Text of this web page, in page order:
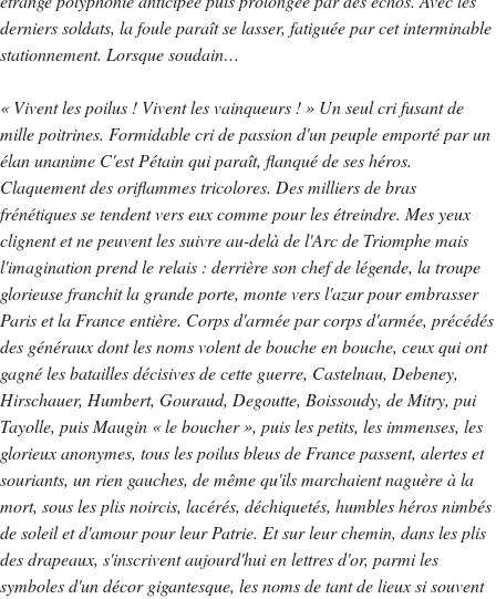
derniers soldats, la foule paraît se lasser, fatiguée par cet interminable
stationnement. Lorsque soudain…
« Vivent les poilus ! Vivent les vainqueurs ! » Un seul cri fusant de
mille poitrines. Formidable cri de passion d'un peuple emporté par un
élan unanime C'est Pétain qui paraît, flanqué de ses héros.
Claquement des oriflammes tricolores. Des milliers de bras
frénétiques se tendent vers eux comme pour les étreindre. Mes yeux
clignent et ne peuvent les suivre au-delà de l'Arc de Triomphe mais
l'imagination prend le relais : derrière son chef de légende, la troupe
glorieuse franchit la grande porte, monte vers l'azur pour embrasser
Paris et la France entière. Corps d'armée par corps d'armée, précédés
des généraux dont les noms volent de bouche en bouche, ceux qui ont
gagné les batailles décisives de cette guerre, Castelnau, Debeney,
Hirschauer, Humbert, Gouraud, Degoutte, Boissoudy, de Mitry, pui
Tayolle, puis Maugin « le boucher », puis les petits, les immenses, les
glorieux anonymes, tous les poilus bleus de France passent, alertes et
souriants, un rien gauches, de même qu'ils marchaient naguère à la
mort, sous les plis noircis, lacérés, déchiquetés, humbles héros nimbés
de soleil et d'amour pour leur Patrie. Et sur leur chemin, dans les plis
des drapeaux, s'inscrivent aujourd'hui en lettres d'or, parmi les
symboles d'un décor gigantesque, les noms de tant de lieux si souvent